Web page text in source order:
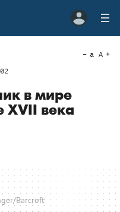
a A
в мире
XVII века
Barcroft